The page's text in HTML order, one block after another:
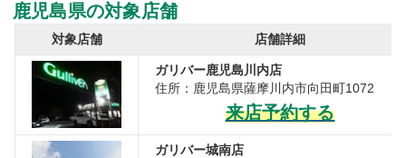
鹿児島県の対象店舗
対象店舗 店舗詳細
ガリバー鹿児島川内店
住所：鹿児島県薩摩川内市向田町1072
来店予約する
ガリバー城南店